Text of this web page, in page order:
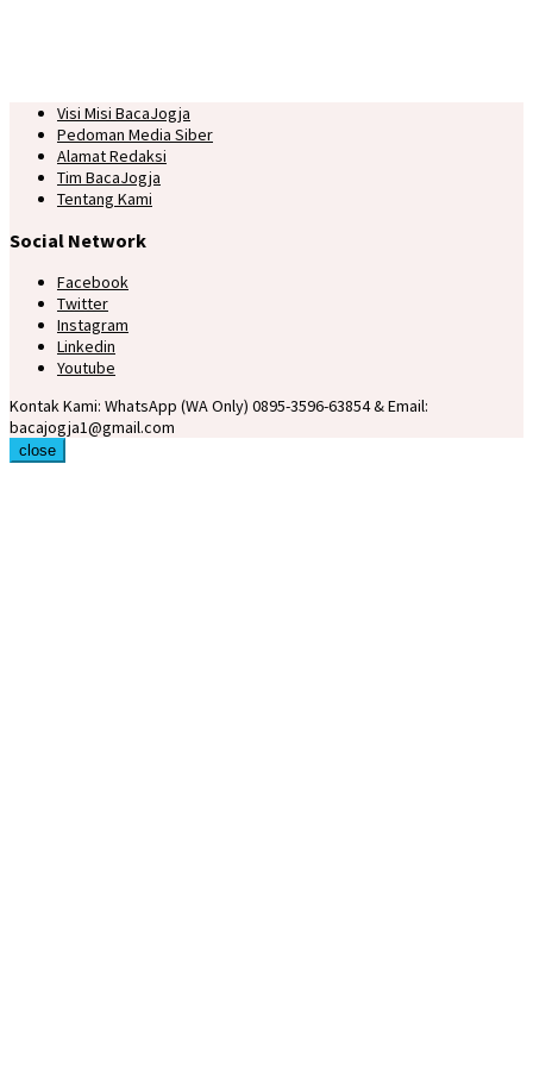
Visi Misi BacaJogja
Pedoman Media Siber
Alamat Redaksi
Tim BacaJogja
Tentang Kami
Social Network
Facebook
Twitter
Instagram
Linkedin
Youtube
Kontak Kami: WhatsApp (WA Only) 0895-3596-63854 & Email:
bacajogja1@gmail.com
close